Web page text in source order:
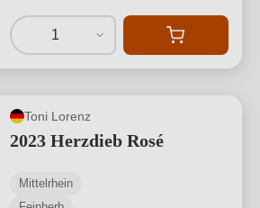
1
Toni Lorenz
2023 Herzdieb Rosé
Mittelrhein